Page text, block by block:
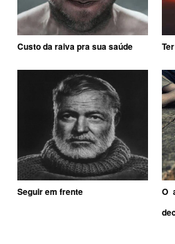
Custo da raiva pra sua saúde
Seguir em frente
O